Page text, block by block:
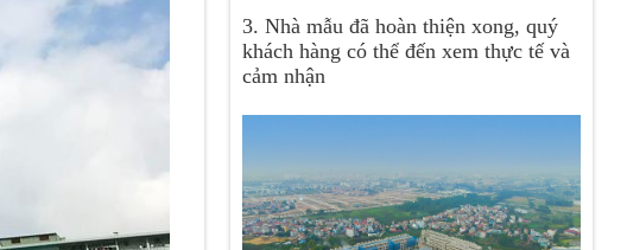
3. Nhà mẫu đã hoàn thiện xong, quý
khách hàng có thể đến xem thực tế và
cảm nhận